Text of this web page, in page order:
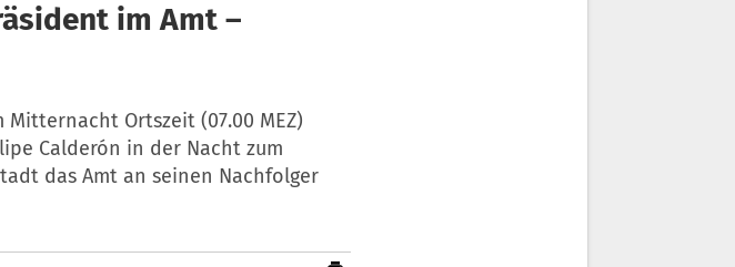
im Amt –
Ortszeit (07.00 MEZ)
Calderón in der Nacht zum
das Amt an seinen Nachfolger